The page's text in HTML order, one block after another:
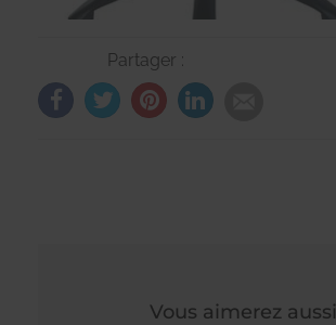
Partager :
Vous aimerez aussi